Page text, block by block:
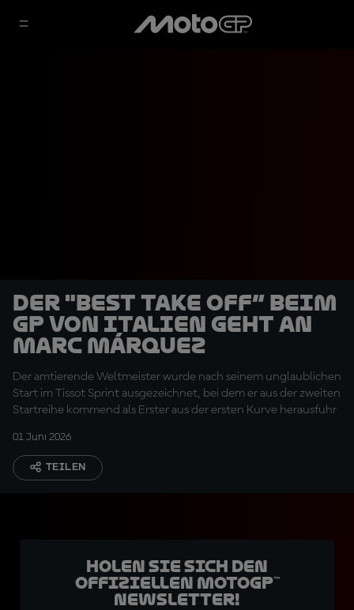
Der "Best Take Off“ beim
GP von Italien geht an
Marc Márquez
Der amtierende Weltmeister wurde nach seinem unglaublichen
Start im Tissot Sprint ausgezeichnet, bei dem er aus der zweiten
Startreihe kommend als Erster aus der ersten Kurve herausfuhr
01 Juni 2026
TEILEN
Holen Sie sich den
offiziellen MotoGP™
Newsletter!